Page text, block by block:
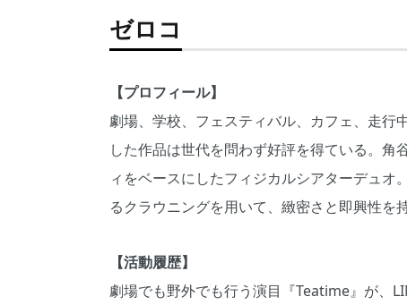
ゼロコ
【プロフィール】
劇場、学校、フェスティバル、カフェ、走行
した作品は世代を問わず好評を得ている。
ィをベースにしたフィジカルシアターデュ
るクラウニングを用いて、緻密さと即興性を
【活動履歴】
劇場でも野外でも行う演目『Teatime』が、